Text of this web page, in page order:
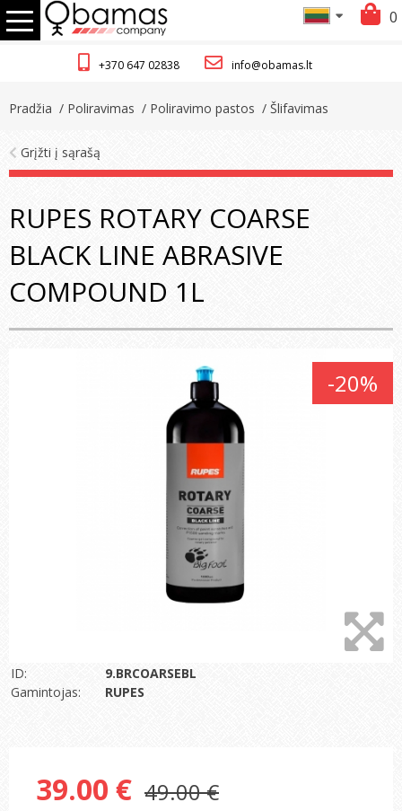
+370 647 02838 info@obamas.lt
0
Pradžia / Poliravimas / Poliravimo pastos / Šlifavimas
Grįžti į sąrašą
RUPES ROTARY COARSE
BLACK LINE ABRASIVE
COMPOUND 1L
-20%
ID:
9.BRCOARSEBL
Gamintojas:
RUPES
39.00 € 49.00 €